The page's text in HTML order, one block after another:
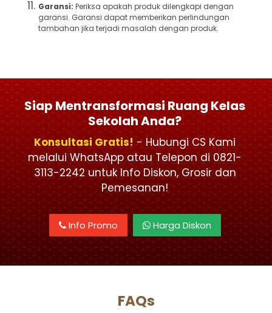
Garansi: Periksa apakah produk dilengkapi dengan
garansi. Garansi dapat memberikan perlindungan
tambahan jika terjadi masalah dengan produk.
Siap Mentransformasi Ruang Kelas
Sekolah Anda?
Konsultasi Gratis! - Hubungi CS Kami
melalui WhatsApp atau Telepon di 0821-
3113-2242 untuk Info Diskon, Grosir dan
Pemesanan!
Info Promo Harga Diskon
FAQs